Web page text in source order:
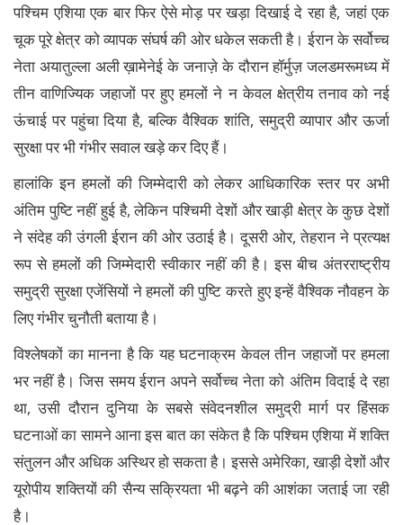
पश्चिम एशिया एक बार फिर ऐसे मोड़ पर खड़ा दिखाई दे रहा है, जहां एक
चूक पूरे क्षेत्र को व्यापक संघर्ष की ओर धकेल सकती है। ईरान के सर्वोच्च
नेता अयातुल्ला अली ख़ामेनेई के जनाज़े के दौरान हॉर्मुज़ जलडमरूमध्य में
तीन वाणिज्यिक जहाजों पर हुए हमलों ने न केवल क्षेत्रीय तनाव को नई
ऊंचाई पर पहुंचा दिया है, बल्कि वैश्विक शांति, समुद्री व्यापार और ऊर्जा
सुरक्षा पर भी गंभीर सवाल खड़े कर दिए हैं।
हालांकि इन हमलों की जिम्मेदारी को लेकर आधिकारिक स्तर पर अभी
अंतिम पुष्टि नहीं हुई है, लेकिन पश्चिमी देशों और खाड़ी क्षेत्र के कुछ देशों
ने संदेह की उंगली ईरान की ओर उठाई है। दूसरी ओर, तेहरान ने प्रत्यक्ष
रूप से हमलों की जिम्मेदारी स्वीकार नहीं की है। इस बीच अंतरराष्ट्रीय
समुद्री सुरक्षा एजेंसियों ने हमलों की पुष्टि करते हुए इन्हें वैश्विक नौवहन के
लिए गंभीर चुनौती बताया है।
विश्लेषकों का मानना है कि यह घटनाक्रम केवल तीन जहाजों पर हमला
भर नहीं है। जिस समय ईरान अपने सर्वोच्च नेता को अंतिम विदाई दे रहा
था, उसी दौरान दुनिया के सबसे संवेदनशील समुद्री मार्ग पर हिंसक
घटनाओं का सामने आना इस बात का संकेत है कि पश्चिम एशिया में शक्ति
संतुलन और अधिक अस्थिर हो सकता है। इससे अमेरिका, खाड़ी देशों और
यूरोपीय शक्तियों की सैन्य सक्रियता भी बढ़ने की आशंका जताई जा रही
है।